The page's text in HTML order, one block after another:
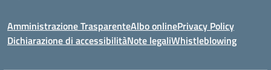
Amministrazione TrasparenteAlbo onlinePrivacy Policy
Dichiarazione di accessibilitàNote legaliWhistleblowing